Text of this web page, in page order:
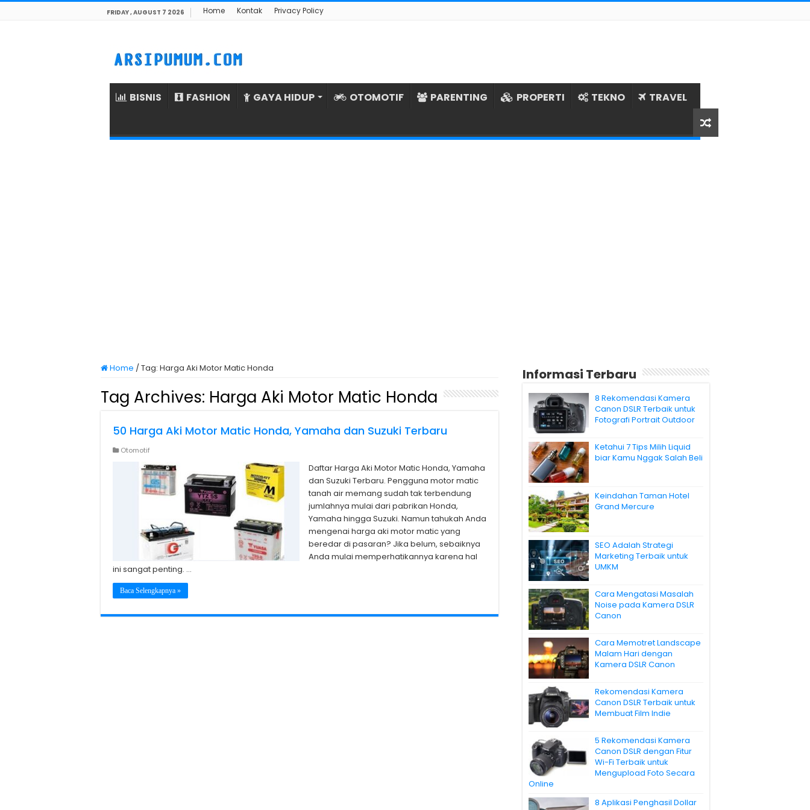
FRIDAY , AUGUST 7 2026 Home Kontak Privacy Policy
BISNIS FASHION GAYA HIDUP OTOMOTIF PARENTING PROPERTI TEKNO TRAVEL
Home /Tag: Harga Aki Motor Matic Honda
Tag Archives: Harga Aki Motor Matic Honda
50 Harga Aki Motor Matic Honda, Yamaha dan Suzuki Terbaru
Otomotif
Daftar Harga Aki Motor Matic Honda, Yamaha
dan Suzuki Terbaru. Pengguna motor matic
tanah air memang sudah tak terbendung
jumlahnya mulai dari pabrikan Honda,
Yamaha hingga Suzuki. Namun tahukah Anda
mengenai harga aki motor matic yang
beredar di pasaran? Jika belum, sebaiknya
Anda mulai memperhatikannya karena hal
ini sangat penting. …
Baca Selengkapnya »
Informasi Terbaru
8 Rekomendasi Kamera
Canon DSLR Terbaik untuk
Fotografi Portrait Outdoor
Ketahui 7 Tips Milih Liquid
biar Kamu Nggak Salah Beli
Keindahan Taman Hotel
Grand Mercure
SEO Adalah Strategi
Marketing Terbaik untuk
UMKM
Cara Mengatasi Masalah
Noise pada Kamera DSLR
Canon
Cara Memotret Landscape
Malam Hari dengan
Kamera DSLR Canon
Rekomendasi Kamera
Canon DSLR Terbaik untuk
Membuat Film Indie
5 Rekomendasi Kamera
Canon DSLR dengan Fitur
Wi-Fi Terbaik untuk
Mengupload Foto Secara
Online
8 Aplikasi Penghasil Dollar